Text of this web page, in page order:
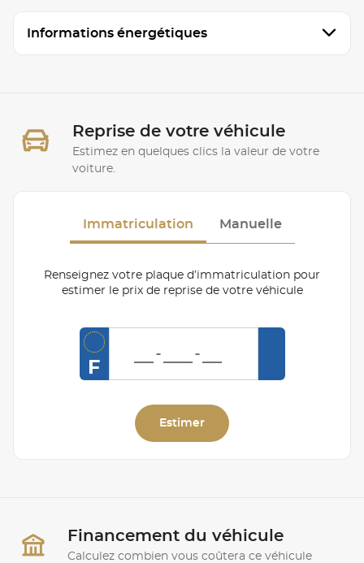
Informations énergétiques
Reprise de votre véhicule
Estimez en quelques clics la valeur de votre
voiture.
Immatriculation Manuelle
Renseignez votre plaque d’immatriculation pour
estimer le prix de reprise de votre véhicule
F
Estimer
Financement du véhicule
Calculez combien vous coûtera ce véhicule